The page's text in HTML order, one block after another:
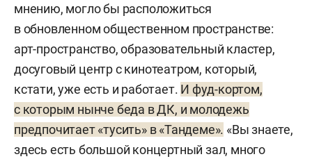
мнению, могло бы расположиться
в обновленном общественном пространстве:
арт-пространство, образовательный кластер,
досуговый центр с кинотеатром, который,
кстати, уже есть и работает. И фуд-кортом,
с которым нынче беда в ДК, и молодежь
предпочитает «тусить» в «Тандеме». «Вы знаете,
здесь есть большой концертный зал, много